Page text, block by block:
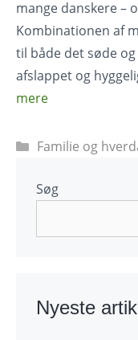
mange danskere –
Kombinationen af
til både det søde
afslappet og
mere
Kategorier
Familie og
Søg
Nyeste